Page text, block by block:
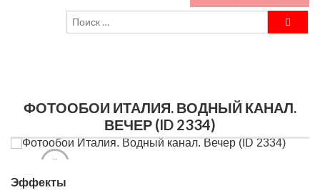
ФОТООБОИ ИТАЛИЯ. ВОДНЫЙ КАНАЛ.
ВЕЧЕР (ID 2334)
Эффекты